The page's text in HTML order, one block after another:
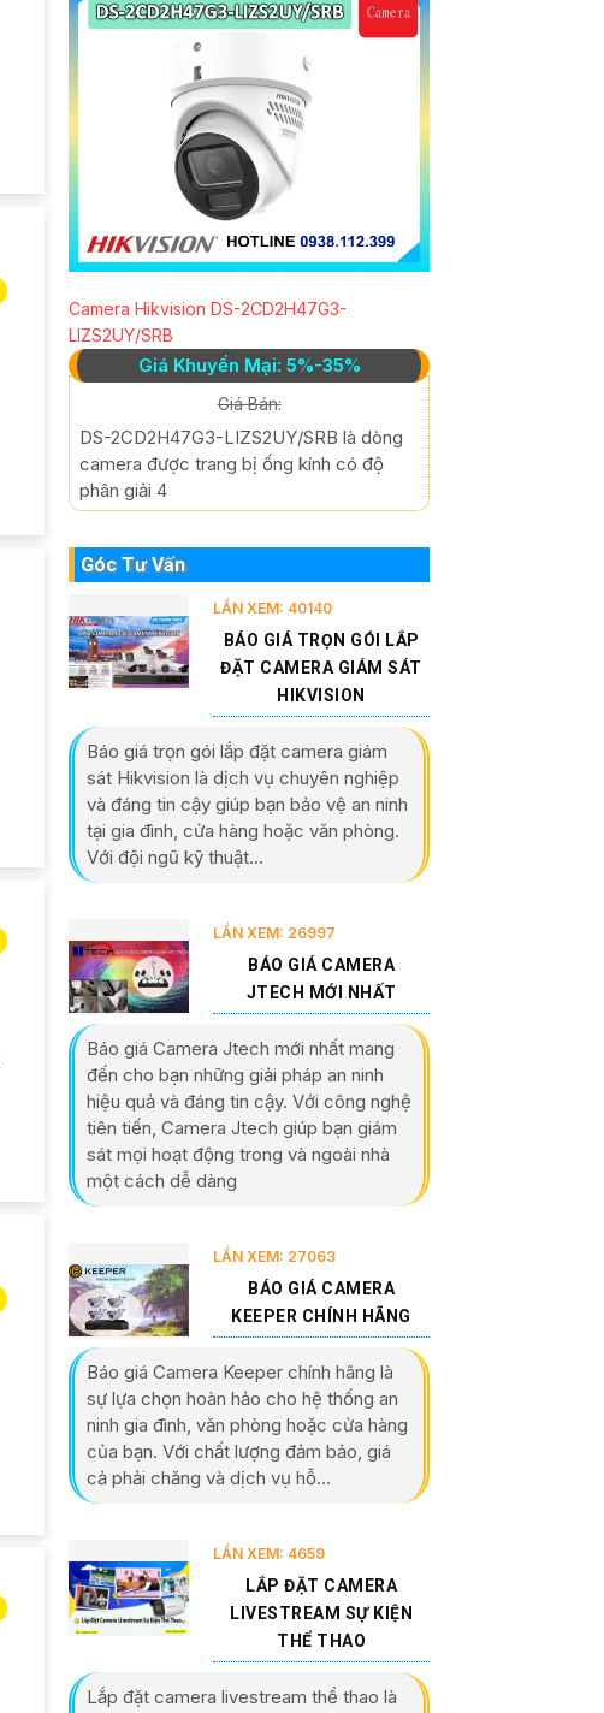
Camera Hikvision DS-2CD2H47G3-
LIZS2UY/SRB
Giá Khuyến Mại: 5%-35%
Giá Bán:
DS-2CD2H47G3-LIZS2UY/SRB là dòng
camera được trang bị ống kính có độ
phân giải 4
Góc Tư Vấn
LẦN XEM: 40140
BÁO GIÁ TRỌN GÓI LẮP
ĐẶT CAMERA GIÁM SÁT
HIKVISION
Báo giá trọn gói lắp đặt camera giám
sát Hikvision là dịch vụ chuyên nghiệp
và đáng tin cậy giúp bạn bảo vệ an ninh
tại gia đình, cửa hàng hoặc văn phòng.
Với đội ngũ kỹ thuật...
LẦN XEM: 26997
BÁO GIÁ CAMERA
JTECH MỚI NHẤT
Báo giá Camera Jtech mới nhất mang
đến cho bạn những giải pháp an ninh
hiệu quả và đáng tin cậy. Với công nghệ
tiên tiến, Camera Jtech giúp bạn giám
sát mọi hoạt động trong và ngoài nhà
một cách dễ dàng
LẦN XEM: 27063
BÁO GIÁ CAMERA
KEEPER CHÍNH HÃNG
Báo giá Camera Keeper chính hãng là
sự lựa chọn hoàn hảo cho hệ thống an
ninh gia đình, văn phòng hoặc cửa hàng
của bạn. Với chất lượng đảm bảo, giá
cả phải chăng và dịch vụ hỗ...
LẦN XEM: 4659
LẮP ĐẶT CAMERA
LIVESTREAM SỰ KIỆN
THỂ THAO
Lắp đặt camera livestream thể thao là